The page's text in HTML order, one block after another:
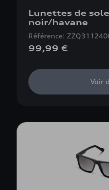
Lunettes de
noir/havane
Référence:
99,99 €
Voir